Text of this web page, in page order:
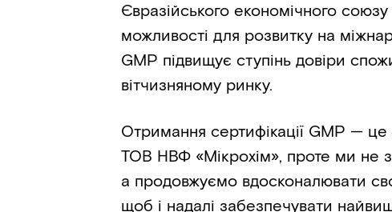
Євразійського економічного
можливості для розвитку на
GMP підвищує ступінь довіри
вітчизняному ринку.
Отримання сертифікації GMP —
ТОВ НВФ «Мікрохім», проте ми не
а продовжуємо вдосконалювати
щоб і надалі забезпечувати